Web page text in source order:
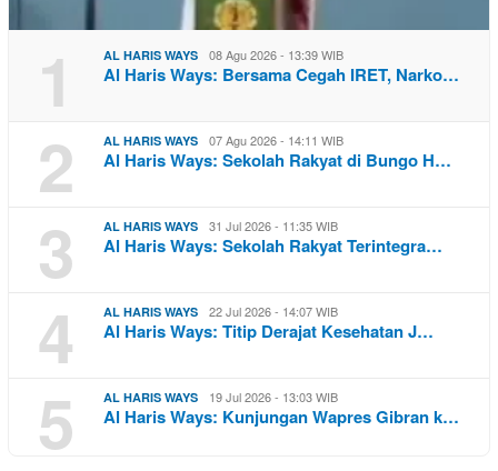
1 AL HARIS WAYS 08 Agu 2026 - 13:39 WIB
Al Haris Ways: Bersama Cegah IRET, Narko…
2 AL HARIS WAYS 07 Agu 2026 - 14:11 WIB
Al Haris Ways: Sekolah Rakyat di Bungo H…
3 AL HARIS WAYS 31 Jul 2026 - 11:35 WIB
Al Haris Ways: Sekolah Rakyat Terintegra…
4 AL HARIS WAYS 22 Jul 2026 - 14:07 WIB
Al Haris Ways: Titip Derajat Kesehatan J…
5 AL HARIS WAYS 19 Jul 2026 - 13:03 WIB
Al Haris Ways: Kunjungan Wapres Gibran k…